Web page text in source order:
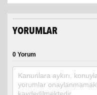
YORUMLAR
0 Yorum